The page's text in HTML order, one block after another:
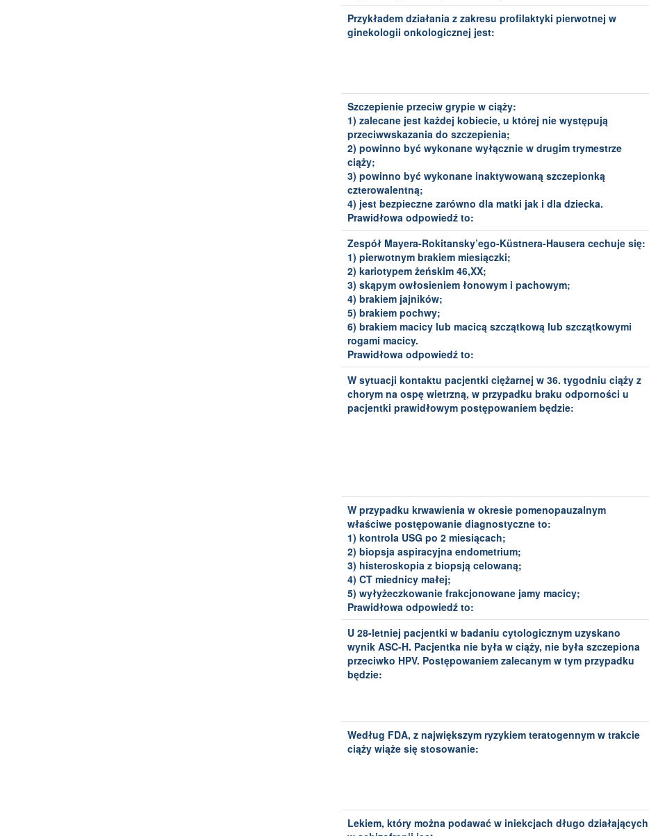
Przykładem działania z zakresu profilaktyki pierwotnej w
ginekologii onkologicznej jest:
Szczepienie przeciw grypie w ciąży:
1) zalecane jest każdej kobiecie, u której nie występują
przeciwwskazania do szczepienia;
2) powinno być wykonane wyłącznie w drugim trymestrze
ciąży;
3) powinno być wykonane inaktywowaną szczepionką
czterowalentną;
4) jest bezpieczne zarówno dla matki jak i dla dziecka.
Prawidłowa odpowiedź to:
Zespół Mayera-Rokitansky’ego-Küstnera-Hausera cechuje się:
1) pierwotnym brakiem miesiączki;
2) kariotypem żeńskim 46,XX;
3) skąpym owłosieniem łonowym i pachowym;
4) brakiem jajników;
5) brakiem pochwy;
6) brakiem macicy lub macicą szczątkową lub szczątkowymi
rogami macicy.
Prawidłowa odpowiedź to:
W sytuacji kontaktu pacjentki ciężarnej w 36. tygodniu ciąży z
chorym na ospę wietrzną, w przypadku braku odporności u
pacjentki prawidłowym postępowaniem będzie:
W przypadku krwawienia w okresie pomenopauzalnym
właściwe postępowanie diagnostyczne to:
1) kontrola USG po 2 miesiącach;
2) biopsja aspiracyjna endometrium;
3) histeroskopia z biopsją celowaną;
4) CT miednicy małej;
5) wyłyżeczkowanie frakcjonowane jamy macicy;
Prawidłowa odpowiedź to:
U 28-letniej pacjentki w badaniu cytologicznym uzyskano
wynik ASC-H. Pacjentka nie była w ciąży, nie była szczepiona
przeciwko HPV. Postępowaniem zalecanym w tym przypadku
będzie:
Według FDA, z największym ryzykiem teratogennym w trakcie
ciąży wiąże się stosowanie:
Lekiem, który można podawać w iniekcjach długo działających